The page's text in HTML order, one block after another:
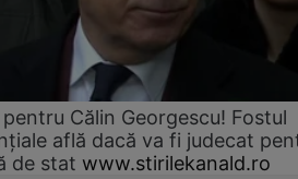
pentru Călin Georgescu! Fostul
află dacă va fi judecat
de stat www.stirilekanald.ro